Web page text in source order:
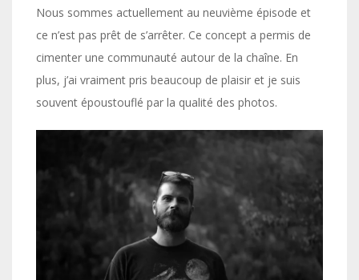
Nous sommes actuellement au neuvième épisode et
ce n’est pas prêt de s’arrêter. Ce concept a permis de
cimenter une communauté autour de la chaîne. En
plus, j’ai vraiment pris beaucoup de plaisir et je suis
souvent époustouflé par la qualité des photos.